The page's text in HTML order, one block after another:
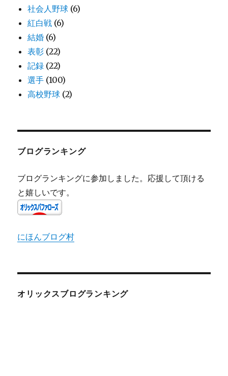
社会人野球 (6)
紅白戦 (6)
結婚 (6)
表彰 (22)
記録 (22)
選手 (100)
高校野球 (2)
ブログランキング
ブログランキングに参加しました。応援して頂ける
と嬉しいです。
にほんブログ村
オリックスブログランキング